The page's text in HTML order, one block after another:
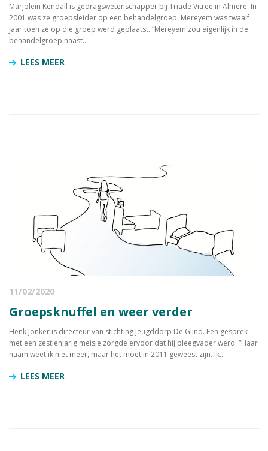
Marjolein Kendall is gedragswetenschapper bij Triade Vitree in Almere. In
2001 was ze groepsleider op een behandelgroep. Mereyem was twaalf
jaar toen ze op die groep werd geplaatst. “Mereyem zou eigenlijk in de
behandelgroep naast...
LEES MEER
11/02/2020
Groepsknuffel en weer verder
Henk Jonker is directeur van stichting Jeugddorp De Glind. Een gesprek
met een zestienjarig meisje zorgde ervoor dat hij pleegvader werd. “Haar
naam weet ik niet meer, maar het moet in 2011 geweest zijn. Ik...
LEES MEER